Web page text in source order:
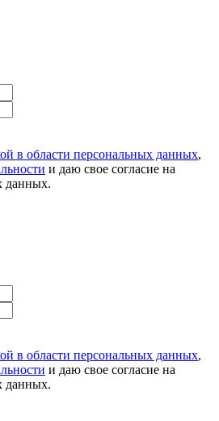
в области персональных данных,
и даю свое согласие на
данных.
в области персональных данных,
и даю свое согласие на
данных.